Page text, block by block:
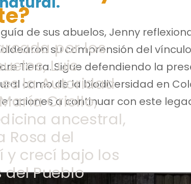
de sus abuelos, Jenny
su comprensión del
Tierra. Sigue defendiendo la
como de la biodiversidad en
a continuar con este
por los
Luis
la Autoridad
Criollo,
ancestral,
Rosa del
y crecí bajo los
Pueblo